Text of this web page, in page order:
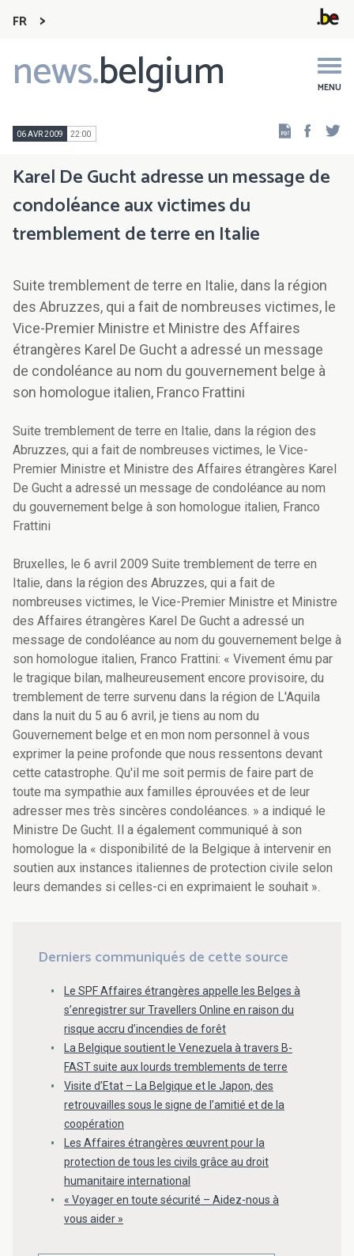
FR
news.belgium MENU
Main
navigation
06 AVR 2009 22:00
Karel De Gucht adresse un message de
condoléance aux victimes du
tremblement de terre en Italie
Suite tremblement de terre en Italie, dans la région
des Abruzzes, qui a fait de nombreuses victimes, le
Vice-Premier Ministre et Ministre des Affaires
étrangères Karel De Gucht a adressé un message
de condoléance au nom du gouvernement belge à
son homologue italien, Franco Frattini
Suite tremblement de terre en Italie, dans la région des
Abruzzes, qui a fait de nombreuses victimes, le Vice-
Premier Ministre et Ministre des Affaires étrangères Karel
De Gucht a adressé un message de condoléance au nom
du gouvernement belge à son homologue italien, Franco
Frattini
Bruxelles, le 6 avril 2009 Suite tremblement de terre en
Italie, dans la région des Abruzzes, qui a fait de
nombreuses victimes, le Vice-Premier Ministre et Ministre
des Affaires étrangères Karel De Gucht a adressé un
message de condoléance au nom du gouvernement belge à
son homologue italien, Franco Frattini: « Vivement ému par
le tragique bilan, malheureusement encore provisoire, du
tremblement de terre survenu dans la région de L'Aquila
dans la nuit du 5 au 6 avril, je tiens au nom du
Gouvernement belge et en mon nom personnel à vous
exprimer la peine profonde que nous ressentons devant
cette catastrophe. Qu'il me soit permis de faire part de
toute ma sympathie aux familles éprouvées et de leur
adresser mes très sincères condoléances. » a indiqué le
Ministre De Gucht. Il a également communiqué à son
homologue la « disponibilité de la Belgique à intervenir en
soutien aux instances italiennes de protection civile selon
leurs demandes si celles-ci en exprimaient le souhait ».
Derniers communiqués de cette source
Le SPF Affaires étrangères appelle les Belges à
s’enregistrer sur Travellers Online en raison du
risque accru d’incendies de forêt
La Belgique soutient le Venezuela à travers B-
FAST suite aux lourds tremblements de terre
Visite d’Etat – La Belgique et le Japon, des
retrouvailles sous le signe de l’amitié et de la
coopération
Les Affaires étrangères œuvrent pour la
protection de tous les civils grâce au droit
humanitaire international
« Voyager en toute sécurité – Aidez-nous à
vous aider »